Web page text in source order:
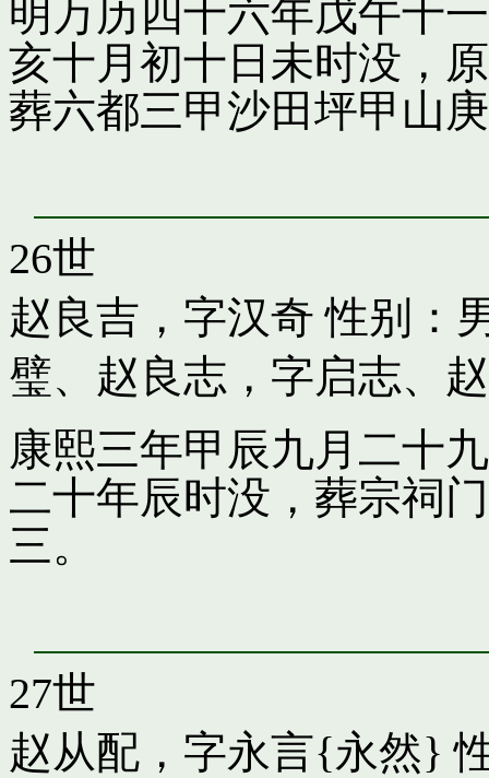
明万历四十六年戊午十
亥十月初十日未时没，
葬六都三甲沙田坪甲山
26世
赵良吉，字汉奇 性别：
璧、 赵良志，字启志、
康熙三年甲辰九月二十
二十年辰时没，葬宗祠
三。
27世
赵从配，字永言{永然}